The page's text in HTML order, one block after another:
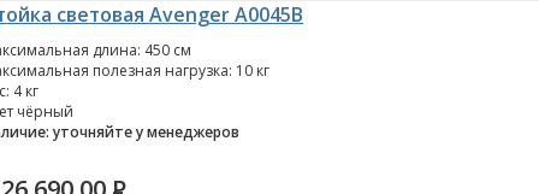
световая Avenger A0045B
длина: 450 см
полезная нагрузка: 10 кг
4 кг
чёрный
уточняйте у менеджеров